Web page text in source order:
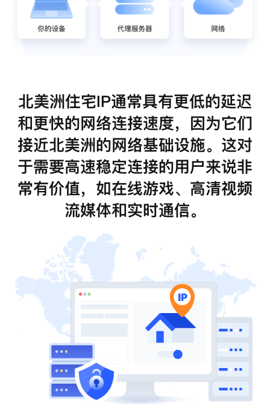
北美洲住宅IP通常具有更低的延迟
和更快的网络连接速度，因为它们
接近北美洲的网络基础设施。这对
于需要高速稳定连接的用户来说非
常有价值，如在线游戏、高清视频
流媒体和实时通信。